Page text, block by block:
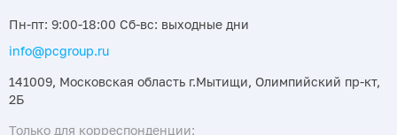
Пн-пт: 9:00-18:00 Сб-вс: выходные дни
info@pcgroup.ru
141009, Московская область г.Мытищи, Олимпийский пр-кт,
2Б
Только для корреспонденции: